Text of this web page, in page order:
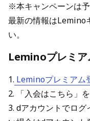
※本キャンペーンは予
最新の情報はLemino
い。
Leminoプレミア
1. Leminoプレミアム
2. 「入会はこちら」
3. dアカウントでロ